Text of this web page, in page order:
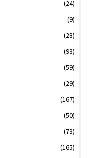
(24)
(9)
(28)
(93)
(59)
(29)
(167)
(50)
(73)
(165)